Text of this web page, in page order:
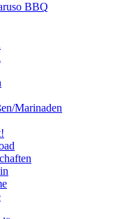
BBQ
Marinaden